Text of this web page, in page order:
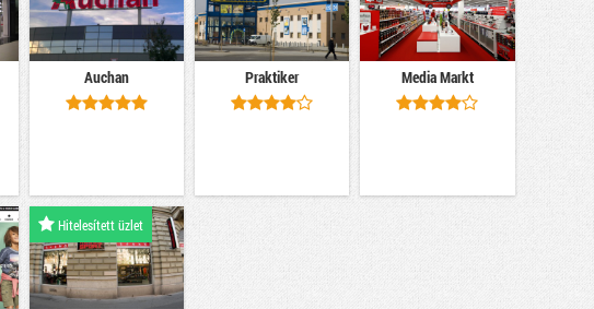
Auchan Praktiker Media Markt
Hitelesített üzlet